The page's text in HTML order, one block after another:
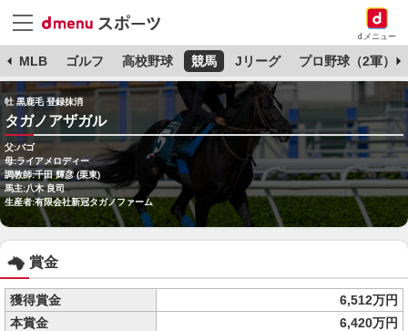
dメニュー
MLB ゴルフ 高校野球 競馬 Jリーグ プロ野球（2軍）
牡 黒鹿毛 登録抹消
タガノアザガル
父:バゴ
母:ライアメロディー
調教師:千田 輝彦 (栗東)
馬主:八木 良司
生産者:有限会社新冠タガノファーム
賞金
獲得賞金
6,512万円
本賞金
6,420万円